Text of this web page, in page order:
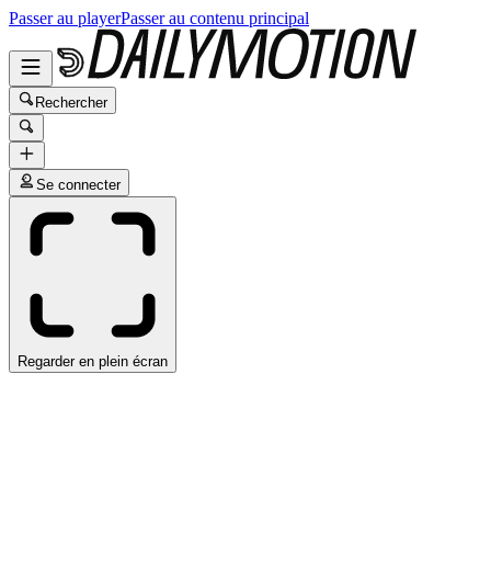
Passer au playerPasser au contenu principal
Rechercher
Se connecter
Regarder en plein écran